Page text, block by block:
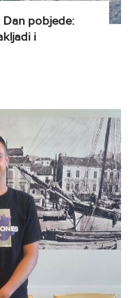
Dan pobjede:
i